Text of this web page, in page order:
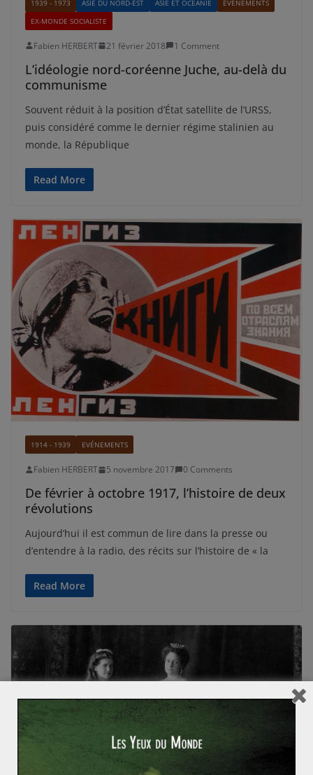
1939 - 1973 ASIE DU NORD-EST ASIE ET OCÉANIE
EVÉNEMENTS
EX-MONDE SOCIALISTE
Fabien HERBERT 21 février 2018 1 Comment
L’idéologie nord-coréenne Juche, au-delà du
communisme
Souvent réduit à la position d’État satellite de l’URSS,
puis considéré comme le dernier régime stalinien au
monde, la République
Read More
1914 - 1939 EVÉNEMENTS
Fabien HERBERT 5 novembre 2017 0 Comments
De février à octobre 1917, l’histoire de deux
révolutions
Aujourd’hui il est commun de lire dans la presse ou
d’entendre à la radio, des récits sur l’histoire de « la
Read More